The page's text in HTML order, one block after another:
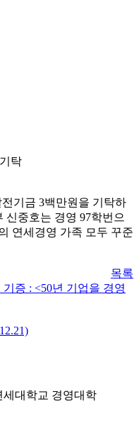
탁
기금 3백만원을 기탁하
신중호는 경영 97학번으
연세경영 가족 모두 꾸준
목록
증 : <50년 기업을 경영
세대학교 경영대학